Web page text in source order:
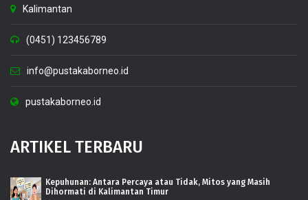
Kalimantan
(0451) 123456789
info@pustakaborneo.id
pustakaborneo.id
ARTIKEL TERBARU
Kepuhunan: Antara Percaya atau Tidak, Mitos yang Masih
Dihormati di Kalimantan Timur